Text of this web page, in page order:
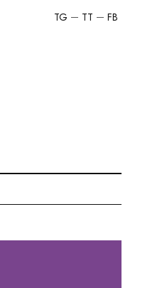
FB
TT
TG